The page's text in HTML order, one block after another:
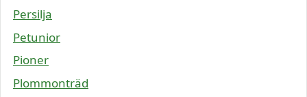
Persilja
Petunior
Pioner
Plommonträd